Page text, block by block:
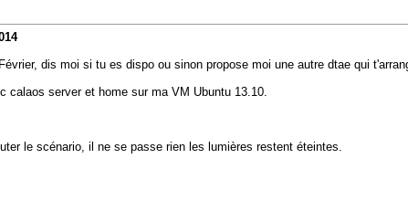
dis moi si tu es dispo ou sinon propose moi une autre dtae qui
calaos server et home sur ma VM Ubuntu 13.10.
le scénario, il ne se passe rien les lumières restent éteintes.